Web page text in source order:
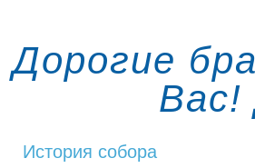
Дорогие
Вас!
История собора